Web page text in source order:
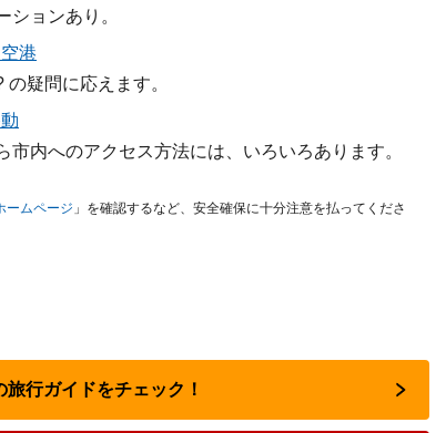
ョンあり。
港
疑問に応えます。
内へのアクセス方法には、いろいろあります。
ームページ 」を確認するなど、安全確保に十分注意を払ってくださ
行ガイドをチェック！